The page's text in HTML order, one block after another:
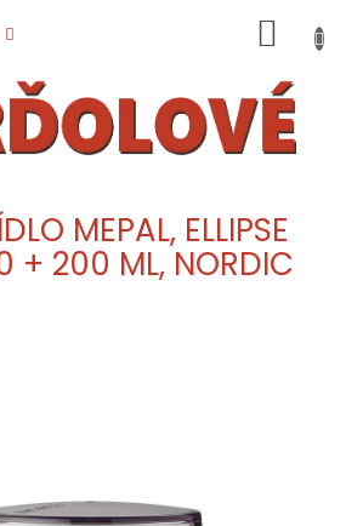
KOŠÍK
MEPAL, ELLIPSE
+ 200 ML, NORDIC